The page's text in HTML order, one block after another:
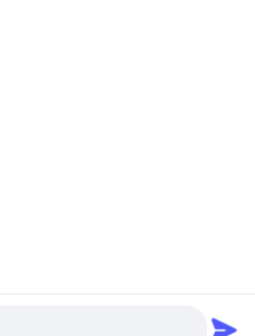
Co., Ltd.. Tout le monde. Les droits